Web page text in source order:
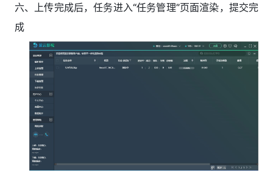
六、上传完成后，任务进入“任务管理”页面渲染，提交完
成